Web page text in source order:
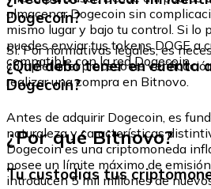
almacenar Dogecoin sin
mismo lugar y bajo tu control. Si lo
puedes enviar tus tokens DOGE a
compatible con la red Dogecoin.
Dogecoin?
Sí. Por normativas legales, es
completar el proceso de
realizar una compra en Bitnovo.
¿Qué debo tener en cuenta
Dogecoin?
Antes de adquirir Dogecoin, es
naturaleza y características
Dogecoin es una criptomoneda
posee un límite máximo de
introducen 5 mil millones de
¿Por qué Bitnovo?
Tu custodias tus